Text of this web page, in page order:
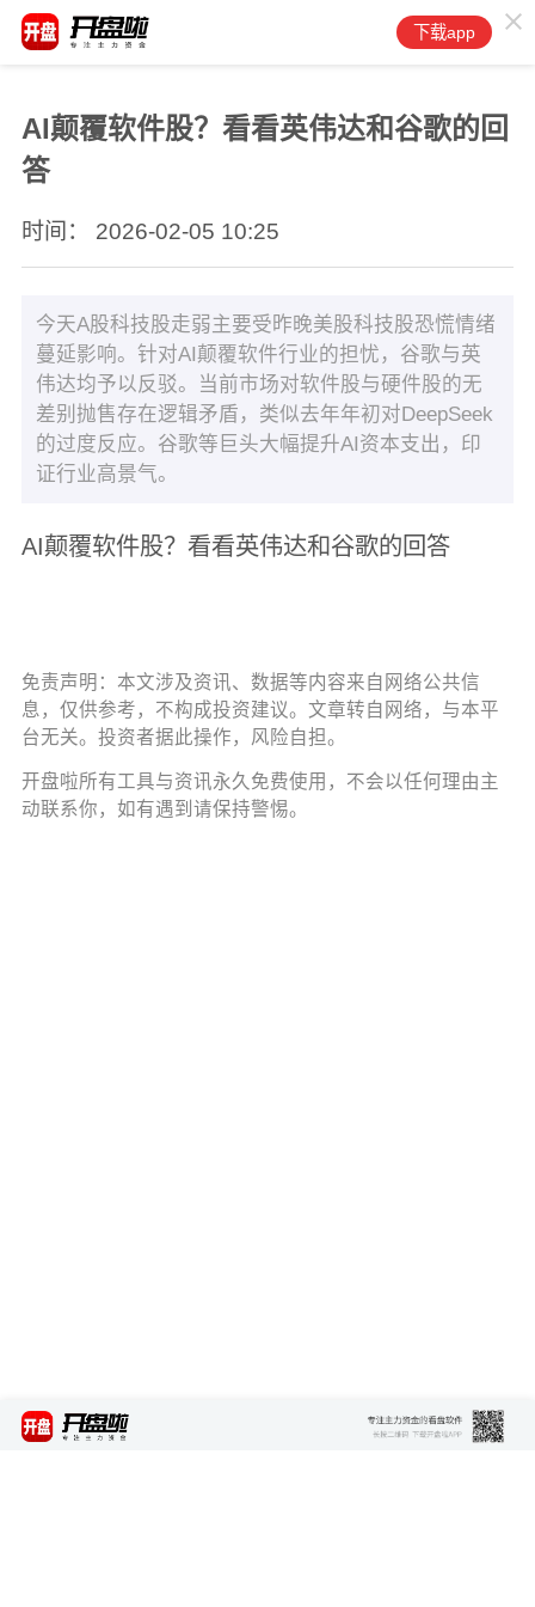
下载app
AI颠覆软件股？看看英伟达和谷歌的回
答
时间： 2026-02-05 10:25
今天A股科技股走弱主要受昨晚美股科技股恐慌情绪
蔓延影响。针对AI颠覆软件行业的担忧，谷歌与英
伟达均予以反驳。当前市场对软件股与硬件股的无
差别抛售存在逻辑矛盾，类似去年年初对DeepSeek
的过度反应。谷歌等巨头大幅提升AI资本支出，印
证行业高景气。
AI颠覆软件股？看看英伟达和谷歌的回答
免责声明：本文涉及资讯、数据等内容来自网络公共信
息，仅供参考，不构成投资建议。文章转自网络，与本平
台无关。投资者据此操作，风险自担。
开盘啦所有工具与资讯永久免费使用，不会以任何理由主
动联系你，如有遇到请保持警惕。